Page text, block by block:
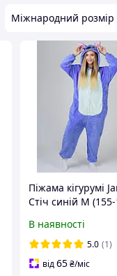
Міжнародний розмір
Піжама кігурумі
Стіч синій M
В наявності
5.0 (1)
від65₴/міс